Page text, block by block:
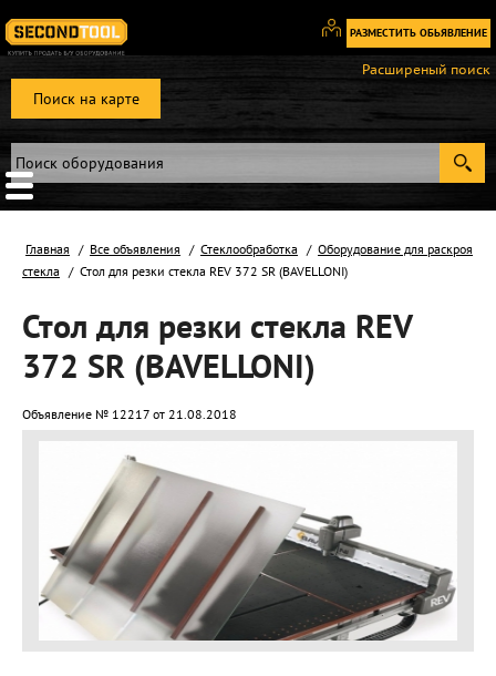
РАЗМЕСТИТЬ ОБЬЯВЛЕНИЕ
Вход
Регистрация
Поиск на карте
Расширеный поиск
Главная Все объявления Стеклообработка
Оборудование для раскроя
стекла
Стол для резки стекла REV 372 SR (BAVELLONI)
Стол для резки стекла REV
372 SR (BAVELLONI)
Объявление № 12217 от 21.08.2018